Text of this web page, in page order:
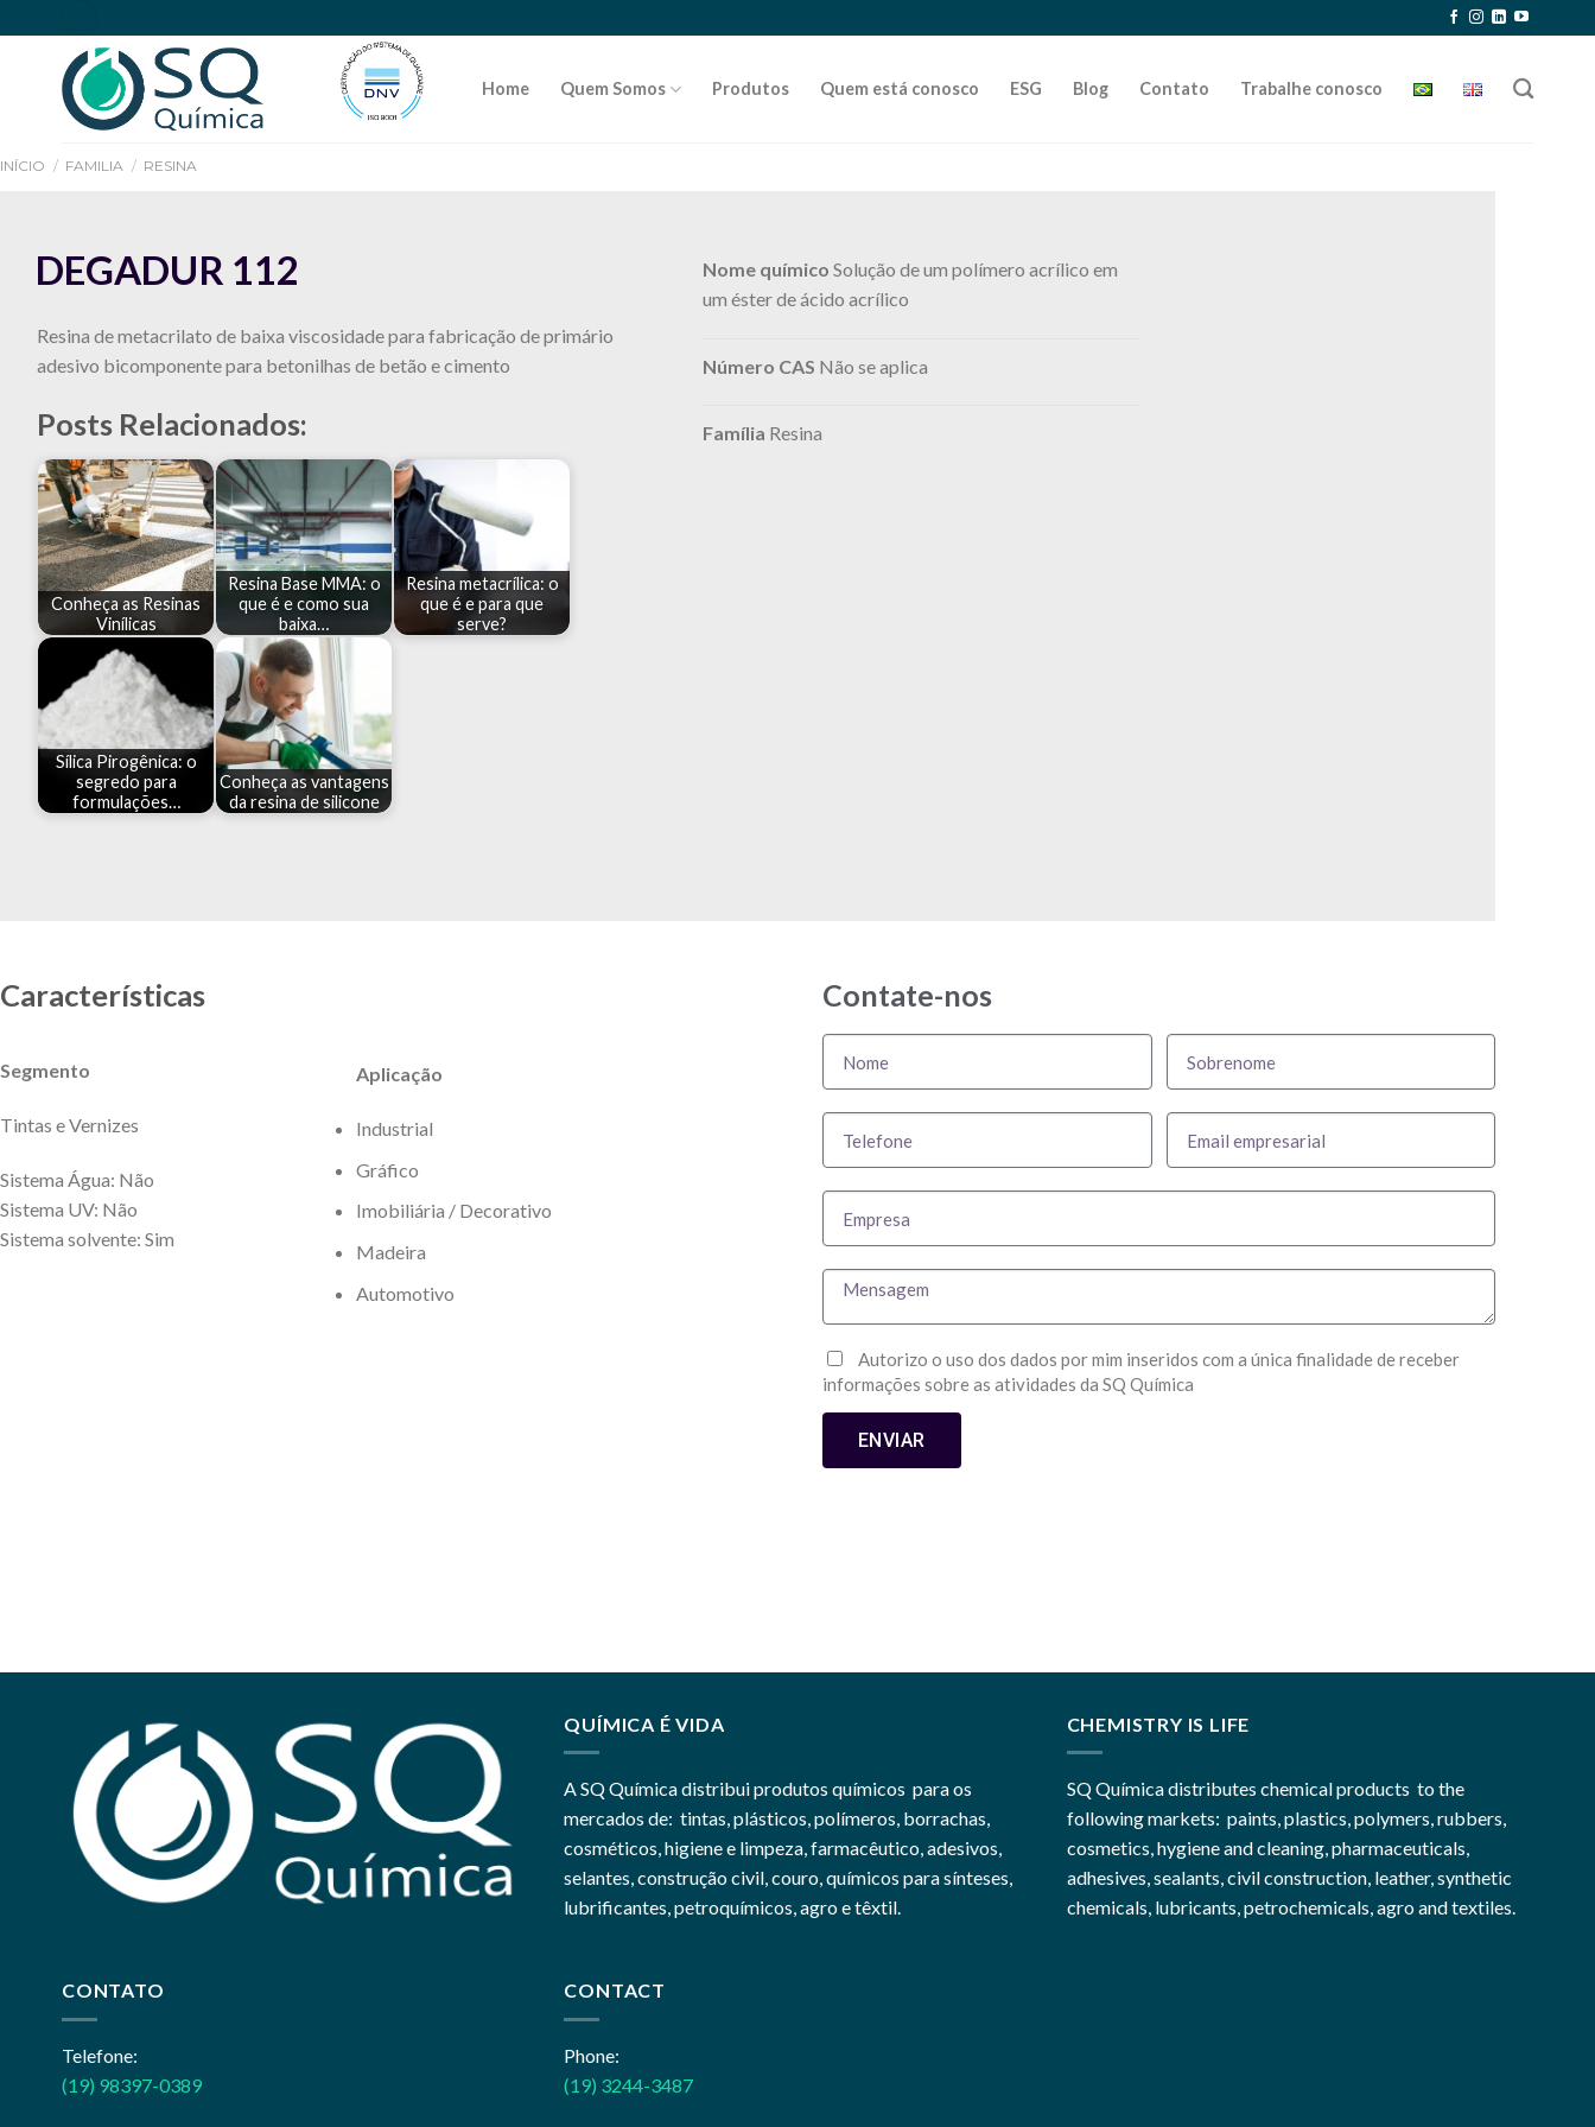
Home Quem Somos Produtos Quem está conosco ESG Blog Contato Trabalhe conosco
INÍCIO / FAMILIA / RESINA
DEGADUR 112
Resina de metacrilato de baixa viscosidade para fabricação de primário
adesivo bicomponente para betonilhas de betão e cimento
Nome químico Solução de um polímero acrílico em
um éster de ácido acrílico
Número CAS Não se aplica
Família Resina
Posts Relacionados:
Conheça as Resinas
Vinílicas
Resina Base MMA: o
que é e como sua
baixa…
Resina metacrílica: o
que é e para que
serve?
Sílica Pirogênica: o
segredo para
formulações…
Conheça as vantagens
da resina de silicone
Características
Segmento
Tintas e Vernizes
Sistema Água: Não
Sistema UV: Não
Sistema solvente: Sim
Aplicação
Industrial
Gráfico
Imobiliária / Decorativo
Madeira
Automotivo
Contate-nos
Autorizo o uso dos dados por mim inseridos com a única finalidade de receber
informações sobre as atividades da SQ Química
ENVIAR
QUÍMICA É VIDA
A SQ Química distribui produtos químicos para os
mercados de: tintas, plásticos, polímeros, borrachas,
cosméticos, higiene e limpeza, farmacêutico, adesivos,
selantes, construção civil, couro, químicos para sínteses,
lubrificantes, petroquímicos, agro e têxtil.
CHEMISTRY IS LIFE
SQ Química distributes chemical products to the
following markets: paints, plastics, polymers, rubbers,
cosmetics, hygiene and cleaning, pharmaceuticals,
adhesives, sealants, civil construction, leather, synthetic
chemicals, lubricants, petrochemicals, agro and textiles.
CONTATO
Telefone:
(19) 98397-0389
CONTACT
Phone:
(19) 3244-3487